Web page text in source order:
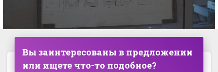
Вы заинтересованы в предложении
или ищете что-то подобное?